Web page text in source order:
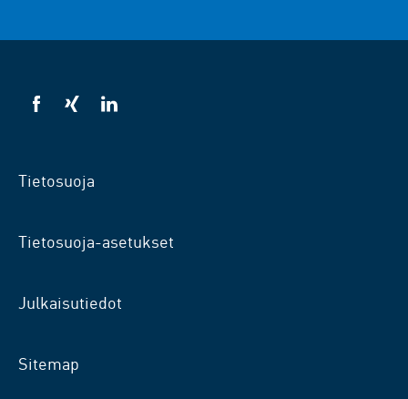
VSB
VSB
VSB
Tietosuoja
Tietosuoja-asetukset
Julkaisutiedot
Sitemap